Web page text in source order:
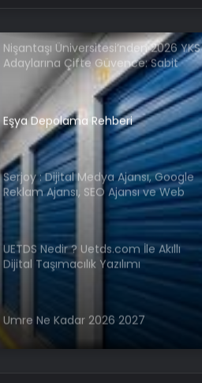
Nişantaşı Üniversitesi’nden 2026 YKS
Adaylarına Çifte Güvence: Sabit
Ücret ve Kesintisiz Burs
Eşya Depolama Rehberi
Serjoy : Dijital Medya Ajansı, Google
Reklam Ajansı, SEO Ajansı ve Web
Tasarım Ajansı
UETDS Nedir ? Uetds.com İle Akıllı
Dijital Taşımacılık Yazılımı
Umre Ne Kadar 2026 2027